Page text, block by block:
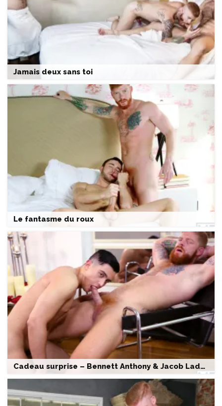
Jamais deux sans toi
Le fantasme du roux
Cadeau surprise – Bennett Anthony & Jacob Ladder